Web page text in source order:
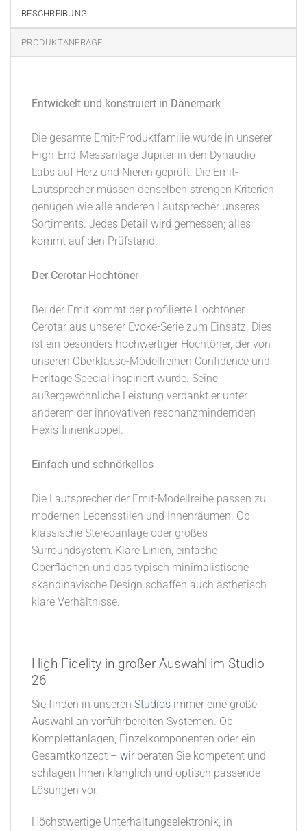
BESCHREIBUNG
PRODUKTANFRAGE
Entwickelt und konstruiert in Dänemark
Die gesamte Emit-Produktfamilie wurde in unserer
High-End-Messanlage Jupiter in den Dynaudio
Labs auf Herz und Nieren geprüft. Die Emit-
Lautsprecher müssen denselben strengen Kriterien
genügen wie alle anderen Lautsprecher unseres
Sortiments. Jedes Detail wird gemessen; alles
kommt auf den Prüfstand.
Der Cerotar Hochtöner
Bei der Emit kommt der profilierte Hochtöner
Cerotar aus unserer Evoke-Serie zum Einsatz. Dies
ist ein besonders hochwertiger Hochtöner, der von
unseren Oberklasse-Modellreihen Confidence und
Heritage Special inspiriert wurde. Seine
außergewöhnliche Leistung verdankt er unter
anderem der innovativen resonanzmindernden
Hexis-Innenkuppel.
Einfach und schnörkellos
Die Lautsprecher der Emit-Modellreihe passen zu
modernen Lebensstilen und Innenräumen. Ob
klassische Stereoanlage oder großes
Surroundsystem: Klare Linien, einfache
Oberflächen und das typisch minimalistische
skandinavische Design schaffen auch ästhetisch
klare Verhältnisse.
High Fidelity in großer Auswahl im Studio
26​
Sie finden in unseren Studios immer eine große
Auswahl an vorführbereiten Systemen. Ob
Komplettanlagen, Einzelkomponenten oder ein
Gesamtkonzept – wir beraten Sie kompetent und
schlagen Ihnen klanglich und optisch passende
Lösungen vor.
Höchstwertige Unterhaltungselektronik, in